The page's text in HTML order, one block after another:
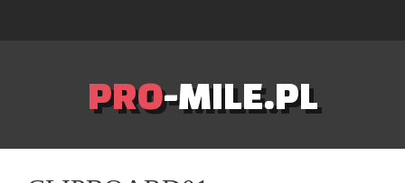
PRO-MILE.PL